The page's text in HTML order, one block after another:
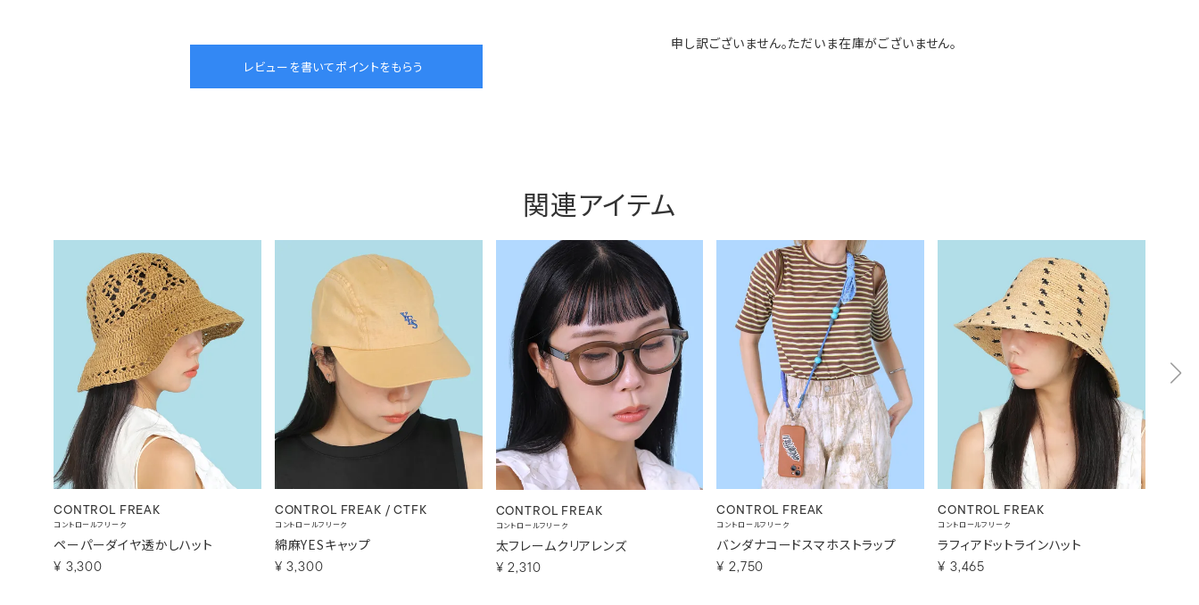
申し訳ございません。ただいま在庫がございません。
関連アイテム
CONTROL FREAK
コントロールフリーク
ペーパーダイヤ透かしハット
¥ 3,300
CONTROL FREAK / CTFK
コントロールフリーク
綿麻YESキャップ
¥ 3,300
CONTROL FREAK
コントロールフリーク
太フレームクリアレンズ
¥ 2,310
CONTROL FREAK
コントロールフリーク
バンダナコードスマホストラップ
¥ 2,750
CONTROL FREAK
コントロールフリーク
ラフィアドットラインハット
¥ 3,465